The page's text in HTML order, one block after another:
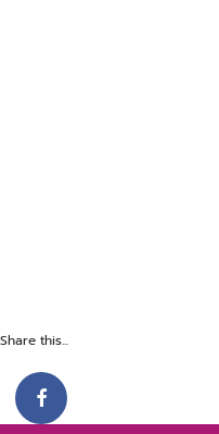
Share this...